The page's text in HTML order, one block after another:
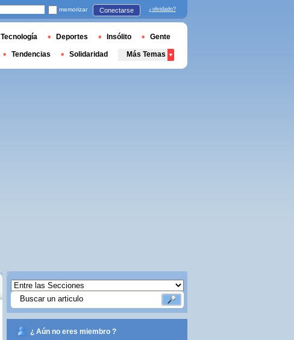
¿ Aún no eres miembro ?
memorizar Conectarse ¿olvidado?
Tecnología Deportes Insólito Gente
Tendencias Solidaridad Más Temas